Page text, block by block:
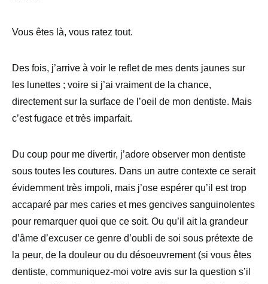
Vous êtes là, vous ratez tout.
Des fois, j’arrive à voir le reflet de mes dents jaunes sur
les lunettes ; voire si j’ai vraiment de la chance,
directement sur la surface de l’oeil de mon dentiste. Mais
c’est fugace et très imparfait.
Du coup pour me divertir, j’adore observer mon dentiste
sous toutes les coutures. Dans un autre contexte ce serait
évidemment très impoli, mais j’ose espérer qu’il est trop
accaparé par mes caries et mes gencives sanguinolentes
pour remarquer quoi que ce soit. Ou qu’il ait la grandeur
d’âme d’excuser ce genre d’oubli de soi sous prétexte de
la peur, de la douleur ou du désoeuvrement (si vous êtes
dentiste, communiquez-moi votre avis sur la question s’il